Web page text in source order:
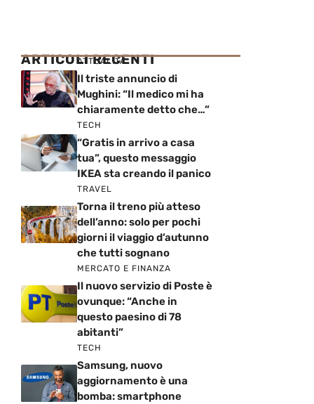
ARTICOLI RECENTI
ATTUALITÀ
Il triste annuncio di
Mughini: “Il medico mi ha
chiaramente detto che…”
TECH
“Gratis in arrivo a casa
tua”, questo messaggio
IKEA sta creando il panico
TRAVEL
Torna il treno più atteso
dell’anno: solo per pochi
giorni il viaggio d’autunno
che tutti sognano
MERCATO E FINANZA
Il nuovo servizio di Poste è
ovunque: “Anche in
questo paesino di 78
abitanti”
TECH
Samsung, nuovo
aggiornamento è una
bomba: smartphone